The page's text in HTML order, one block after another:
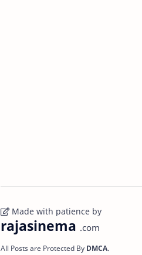
Made with patience by
rajasinema .com
All Posts are Protected By DMCA.